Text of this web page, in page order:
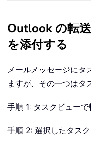
Outlook の転
を添付する
メールメッセージにタ
ますが、その一つはタ
手順 1: タスクビューで
手順 2: 選択したタスク